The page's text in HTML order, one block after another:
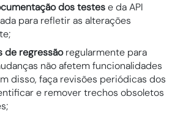
dos testese da API
para refletir as alterações
de regressãoregularmente para
não afetem funcionalidades
disso, faça revisões periódicas dos
e remover trechos obsoletos